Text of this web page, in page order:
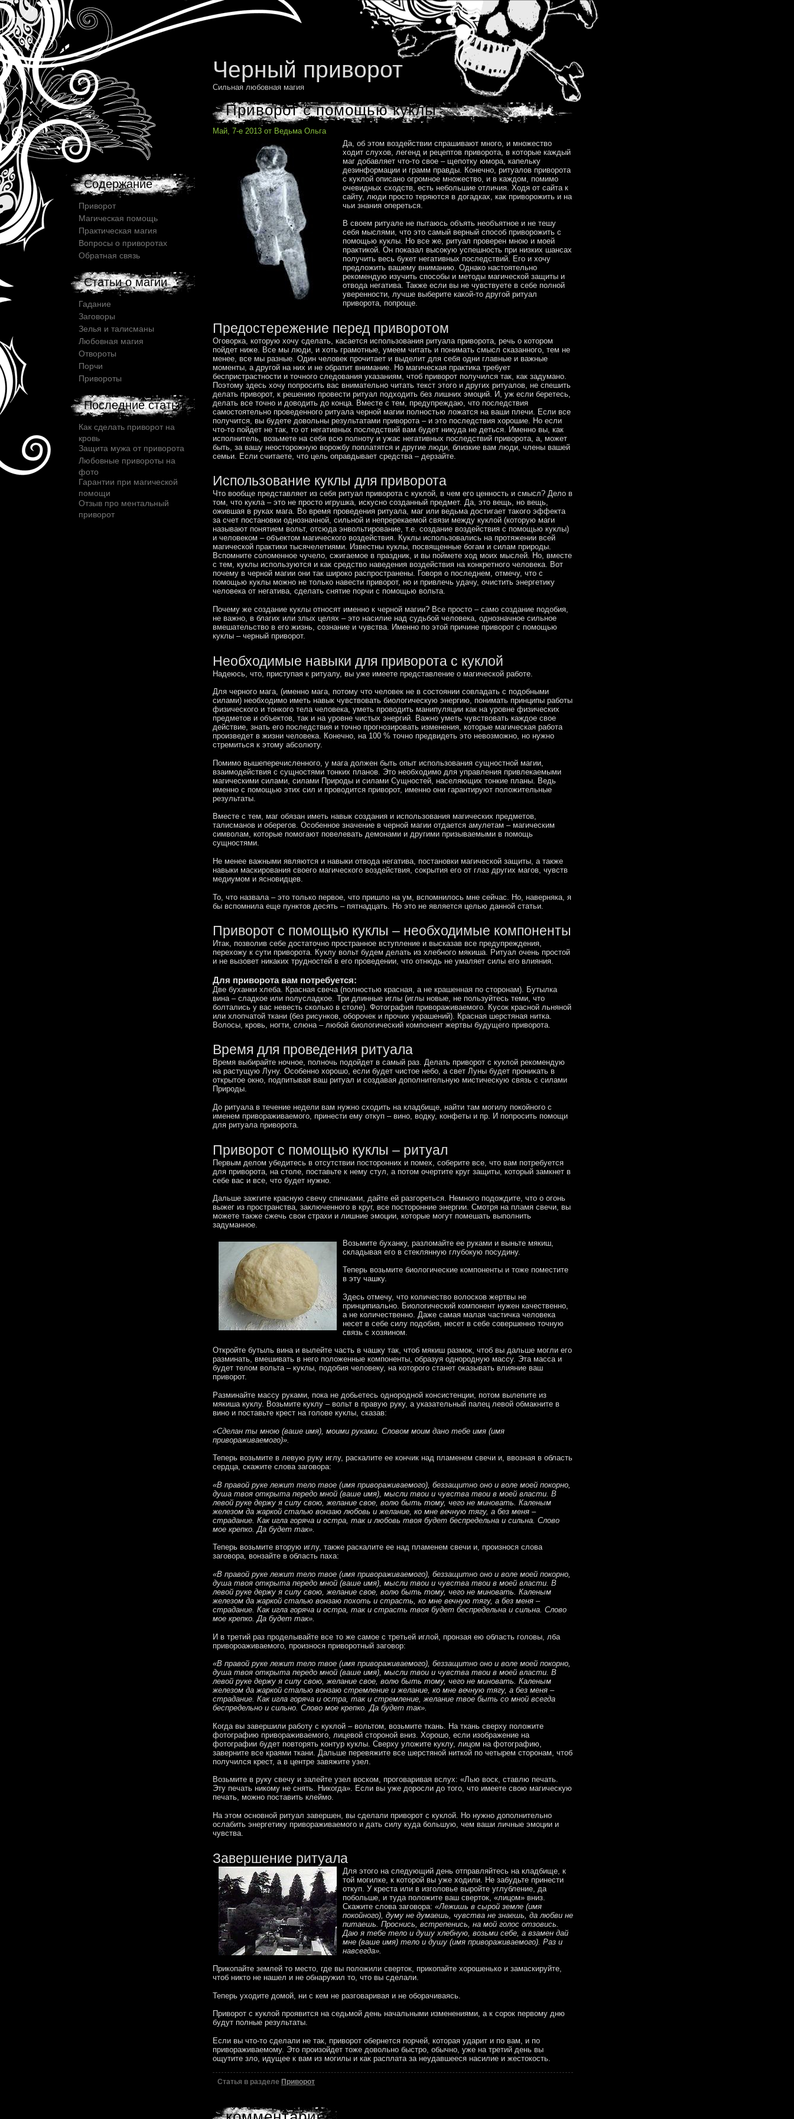
Черный приворот
Сильная любовная магия
Приворот с помощью куклы
Май, 7-е 2013 от Ведьма Ольга
Да, об этом воздействии спрашивают много, и множество
ходит слухов, легенд и рецептов приворота, в которые каждый
маг добавляет что-то свое – щепотку юмора, капельку
дезинформации и грамм правды. Конечно, ритуалов приворота
с куклой описано огромное множество, и в каждом, помимо
очевидных сходств, есть небольшие отличия. Ходя от сайта к
сайту, люди просто теряются в догадках, как приворожить и на
чьи знания опереться.
В своем ритуале не пытаюсь объять необъятное и не тешу
себя мыслями, что это самый верный способ приворожить с
помощью куклы. Но все же, ритуал проверен мною и моей
практикой. Он показал высокую успешность при низких шансах
получить весь букет негативных последствий. Его и хочу
предложить вашему вниманию. Однако настоятельно
рекомендую изучить способы и методы магической защиты и
отвода негатива. Также если вы не чувствуете в себе полной
уверенности, лучше выберите какой-то другой ритуал
приворота, попроще.
Предостережение перед приворотом
Оговорка, которую хочу сделать, касается использования ритуала приворота, речь о котором
пойдет ниже. Все мы люди, и хоть грамотные, умеем читать и понимать смысл сказанного, тем не
менее, все мы разные. Один человек прочитает и выделит для себя одни главные и важные
моменты, а другой на них и не обратит внимание. Но магическая практика требует
беспристрастности и точного следования указаниям, чтоб приворот получился так, как задумано.
Поэтому здесь хочу попросить вас внимательно читать текст этого и других ритуалов, не спешить
делать приворот, к решению провести ритуал подходить без лишних эмоций. И, уж если беретесь,
делать все точно и доводить до конца. Вместе с тем, предупреждаю, что последствия
самостоятельно проведенного ритуала черной магии полностью ложатся на ваши плечи. Если все
получится, вы будете довольны результатами приворота – и это последствия хорошие. Но если
что-то пойдет не так, то от негативных последствий вам будет никуда не деться. Именно вы, как
исполнитель, возьмете на себя всю полноту и ужас негативных последствий приворота, а, может
быть, за вашу неосторожную ворожбу поплатятся и другие люди, близкие вам люди, члены вашей
семьи. Если считаете, что цель оправдывает средства – дерзайте.
Использование куклы для приворота
Что вообще представляет из себя ритуал приворота с куклой, в чем его ценность и смысл? Дело в
том, что кукла – это не просто игрушка, искусно созданный предмет. Да, это вещь, но вещь,
ожившая в руках мага. Во время проведения ритуала, маг или ведьма достигает такого эффекта
за счет постановки однозначной, сильной и непререкаемой связи между куклой (которую маги
называют понятием вольт, отсюда энвольтирование, т.е. создание воздействия с помощью куклы)
и человеком – объектом магического воздействия. Куклы использовались на протяжении всей
магической практики тысячелетиями. Известны куклы, посвященные богам и силам природы.
Вспомните соломенное чучело, сжигаемое в праздник, и вы поймете ход моих мыслей. Но, вместе
с тем, куклы используются и как средство наведения воздействия на конкретного человека. Вот
почему в черной магии они так широко распространены. Говоря о последнем, отмечу, что с
помощью куклы можно не только навести приворот, но и привлечь удачу, очистить энергетику
человека от негатива, сделать снятие порчи с помощью вольта.
Почему же создание куклы относят именно к черной магии? Все просто – само создание подобия,
не важно, в благих или злых целях – это насилие над судьбой человека, однозначное сильное
вмешательство в его жизнь, сознание и чувства. Именно по этой причине приворот с помощью
куклы – черный приворот.
Необходимые навыки для приворота с куклой
Надеюсь, что, приступая к ритуалу, вы уже имеете представление о магической работе.
Для черного мага, (именно мага, потому что человек не в состоянии совладать с подобными
силами) необходимо иметь навык чувствовать биологическую энергию, понимать принципы работы
физического и тонкого тела человека, уметь проводить манипуляции как на уровне физических
предметов и объектов, так и на уровне чистых энергий. Важно уметь чувствовать каждое свое
действие, знать его последствия и точно прогнозировать изменения, которые магическая работа
произведет в жизни человека. Конечно, на 100 % точно предвидеть это невозможно, но нужно
стремиться к этому абсолюту.
Помимо вышеперечисленного, у мага должен быть опыт использования сущностной магии,
взаимодействия с сущностями тонких планов. Это необходимо для управления привлекаемыми
магическими силами, силами Природы и силами Сущностей, населяющих тонкие планы. Ведь
именно с помощью этих сил и проводится приворот, именно они гарантируют положительные
результаты.
Вместе с тем, маг обязан иметь навык создания и использования магических предметов,
талисманов и оберегов. Особенное значение в черной магии отдается амулетам – магическим
символам, которые помогают повелевать демонами и другими призываемыми в помощь
сущностями.
Не менее важными являются и навыки отвода негатива, постановки магической защиты, а также
навыки маскирования своего магического воздействия, сокрытия его от глаз других магов, чувств
медиумом и ясновидцев.
То, что назвала – это только первое, что пришло на ум, вспомнилось мне сейчас. Но, наверняка, я
бы вспомнила еще пунктов десять – пятнадцать. Но это не является целью данной статьи.
Приворот с помощью куклы – необходимые компоненты
Итак, позволив себе достаточно пространное вступление и высказав все предупреждения,
перехожу к сути приворота. Куклу вольт будем делать из хлебного мякиша. Ритуал очень простой
и не вызовет никаких трудностей в его проведении, что отнюдь не умаляет силы его влияния.
Для приворота вам потребуется:
Две буханки хлеба. Красная свеча (полностью красная, а не крашенная по сторонам). Бутылка
вина – сладкое или полусладкое. Три длинные иглы (иглы новые, не пользуйтесь теми, что
болтались у вас невесть сколько в столе). Фотография привораживаемого. Кусок красной льняной
или хлопчатой ткани (без рисунков, оборочек и прочих украшений). Красная шерстяная нитка.
Волосы, кровь, ногти, слюна – любой биологический компонент жертвы будущего приворота.
Время для проведения ритуала
Время выбирайте ночное, полночь подойдет в самый раз. Делать приворот с куклой рекомендую
на растущую Луну. Особенно хорошо, если будет чистое небо, а свет Луны будет проникать в
открытое окно, подпитывая ваш ритуал и создавая дополнительную мистическую связь с силами
Природы.
До ритуала в течение недели вам нужно сходить на кладбище, найти там могилу покойного с
именем привораживаемого, принести ему откуп – вино, водку, конфеты и пр. И попросить помощи
для ритуала приворота.
Приворот с помощью куклы – ритуал
Первым делом убедитесь в отсутствии посторонних и помех, соберите все, что вам потребуется
для приворота, на столе, поставьте к нему стул, а потом очертите круг защиты, который замкнет в
себе вас и все, что будет нужно.
Дальше зажгите красную свечу спичками, дайте ей разгореться. Немного подождите, что о огонь
выжег из пространства, заключенного в круг, все посторонние энергии. Смотря на пламя свечи, вы
можете также сжечь свои страхи и лишние эмоции, которые могут помешать выполнить
задуманное.
Возьмите буханку, разломайте ее руками и выньте мякиш,
складывая его в стеклянную глубокую посудину.
Теперь возьмите биологические компоненты и тоже поместите
в эту чашку.
Здесь отмечу, что количество волосков жертвы не
принципиально. Биологический компонент нужен качественно,
а не количественно. Даже самая малая частичка человека
несет в себе силу подобия, несет в себе совершенно точную
связь с хозяином.
Откройте бутыль вина и вылейте часть в чашку так, чтоб мякиш размок, чтоб вы дальше могли его
разминать, вмешивать в него положенные компоненты, образуя однородную массу. Эта масса и
будет телом вольта – куклы, подобия человеку, на которого станет оказывать влияние ваш
приворот.
Разминайте массу руками, пока не добьетесь однородной консистенции, потом вылепите из
мякиша куклу. Возьмите куклу – вольт в правую руку, а указательный палец левой обмакните в
вино и поставьте крест на голове куклы, сказав:
«Сделан ты мною (ваше имя), моими руками. Словом моим дано тебе имя (имя
привораживаемого)».
Теперь возьмите в левую руку иглу, раскалите ее кончик над пламенем свечи и, ввозная в область
сердца, скажите слова заговора:
«В правой руке лежит тело твое (имя привораживаемого), беззащитно оно и воле моей покорно,
душа твоя открыта передо мной (ваше имя), мысли твои и чувства твои в моей власти. В
левой руке держу я силу свою, желание свое, волю быть тому, чего не миновать. Каленым
железом да жаркой сталью вонзаю любовь и желание, ко мне вечную тягу, а без меня –
страдание. Как игла горяча и остра, так и любовь твоя будет беспредельна и сильна. Слово
мое крепко. Да будет так».
Теперь возьмите вторую иглу, также раскалите ее над пламенем свечи и, произнося слова
заговора, вонзайте в область паха:
«В правой руке лежит тело твое (имя привораживаемого), беззащитно оно и воле моей покорно,
душа твоя открыта передо мной (ваше имя), мысли твои и чувства твои в моей власти. В
левой руке держу я силу свою, желание свое, волю быть тому, чего не миновать. Каленым
железом да жаркой сталью вонзаю похоть и страсть, ко мне вечную тягу, а без меня –
страдание. Как игла горяча и остра, так и страсть твоя будет беспредельна и сильна. Слово
мое крепко. Да будет так».
И в третий раз проделывайте все то же самое с третьей иглой, пронзая ею область головы, лба
привороаживаемого, произнося приворотный заговор:
«В правой руке лежит тело твое (имя привораживаемого), беззащитно оно и воле моей покорно,
душа твоя открыта передо мной (ваше имя), мысли твои и чувства твои в моей власти. В
левой руке держу я силу свою, желание свое, волю быть тому, чего не миновать. Каленым
железом да жаркой сталью вонзаю стремление и желание, ко мне вечную тягу, а без меня –
страдание. Как игла горяча и остра, так и стремление, желание твое быть со мной всегда
беспредельно и сильно. Слово мое крепко. Да будет так».
Когда вы завершили работу с куклой – вольтом, возьмите ткань. На ткань сверху положите
фотографию привораживаемого, лицевой стороной вниз. Хорошо, если изображение на
фотографии будет повторять контур куклы. Сверху уложите куклу, лицом на фотографию,
заверните все краями ткани. Дальше перевяжите все шерстяной ниткой по четырем сторонам, чтоб
получился крест, а в центре завяжите узел.
Возьмите в руку свечу и залейте узел воском, проговаривая вслух: «Лью воск, ставлю печать.
Эту печать никому не снять. Никогда». Если вы уже доросли до того, что имеете свою магическую
печать, можно поставить клеймо.
На этом основной ритуал завершен, вы сделали приворот с куклой. Но нужно дополнительно
ослабить энергетику привораживаемого и дать силу куда большую, чем ваши личные эмоции и
чувства.
Завершение ритуала
Для этого на следующий день отправляйтесь на кладбище, к
той могилке, к которой вы уже ходили. Не забудьте принести
откуп. У креста или в изголовье выройте углубление, да
побольше, и туда положите ваш сверток, «лицом» вниз.
Скажите слова заговора: «Лежишь в сырой земле (имя
покойного), думу не думаешь, чувства не знаешь, да любви не
питаешь. Проснись, встрепенись, на мой голос отзовись.
Даю я тебе тело и душу хлебную, возьми себе, а взамен дай
мне (ваше имя) тело и душу (имя привораживаемого). Раз и
навсегда».
Прикопайте землей то место, где вы положили сверток, прикопайте хорошенько и замаскируйте,
чтоб никто не нашел и не обнаружил то, что вы сделали.
Теперь уходите домой, ни с кем не разговаривая и не оборачиваясь.
Приворот с куклой проявится на седьмой день начальными изменениями, а к сорок первому дню
будут полные результаты.
Если вы что-то сделали не так, приворот обернется порчей, которая ударит и по вам, и по
привораживаемому. Это произойдет тоже довольно быстро, обычно, уже на третий день вы
ощутите зло, идущее к вам из могилы и как расплата за неудавшееся насилие и жестокость.
Статья в разделе Приворот
Содержание
Приворот
Магическая помощь
Практическая магия
Вопросы о приворотах
Обратная связь
Статьи о магии
Гадание
Заговоры
Зелья и талисманы
Любовная магия
Отвороты
Порчи
Привороты
Последние статьи
Как сделать приворот на
кровь
Защита мужа от приворота
Любовные привороты на
фото
Гарантии при магической
помощи
Отзыв про ментальный
приворот